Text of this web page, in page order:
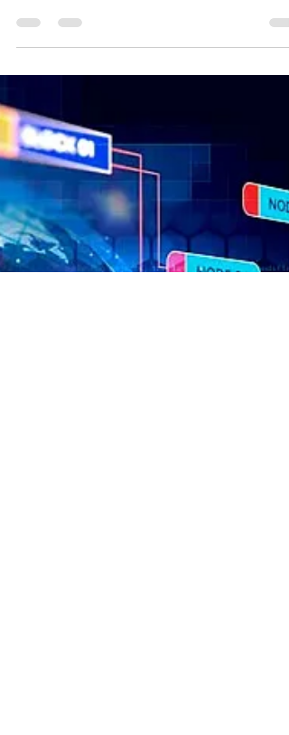
¿Cuál es la verdadera diferencia
entre un Token Fungible y un No
Fungible (NFT)?
La fungibilidad en los tokens, deriva del subyacente o
activo que los respalda.